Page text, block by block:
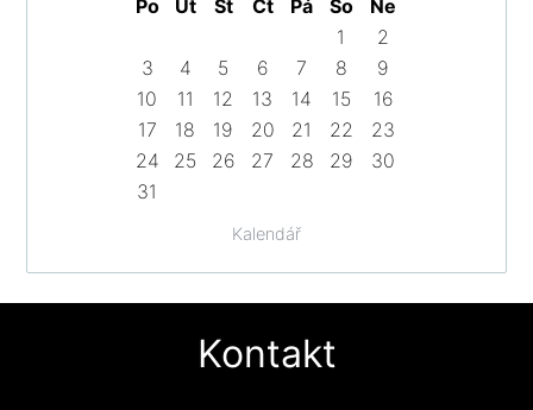
Kalendář
Po
Út St Čt Pá So
Ne
1
2
3
4 5 6 7 8
9
10
11 12 13 14 15
16
17
18 19 20 21 22
23
24
25 26 27 28 29
30
31
Kontakt